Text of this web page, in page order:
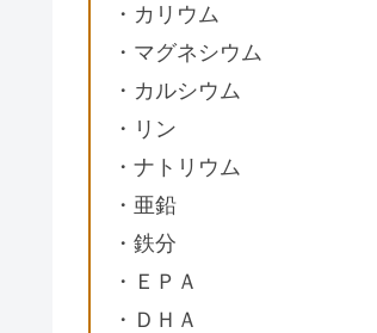
・カリウム
・マグネシウム
・カルシウム
・リン
・ナトリウム
・亜鉛
・鉄分
・ＥＰＡ
・ＤＨＡ